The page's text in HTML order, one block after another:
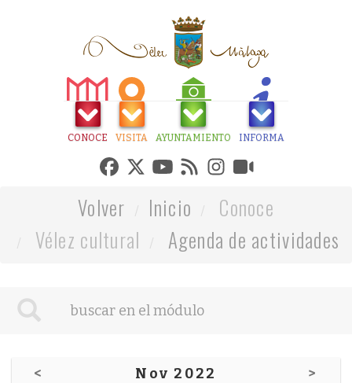
CONOCE VISITA AYUNTAMIENTO INFORMA
Volver Inicio
Conoce
Vélez cultural
Agenda de actividades
< Nov 2022 >